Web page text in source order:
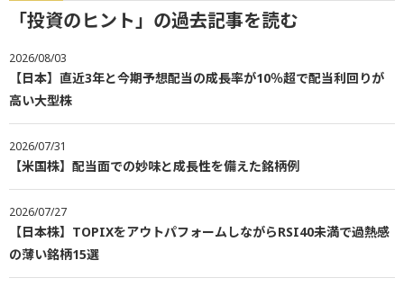
「投資のヒント」の過去記事を読む
2026/08/03
【日本】直近3年と今期予想配当の成長率が10％超で配当利回りが
高い大型株
2026/07/31
【米国株】配当面での妙味と成長性を備えた銘柄例
2026/07/27
【日本株】TOPIXをアウトパフォームしながらRSI40未満で過熱感
の薄い銘柄15選